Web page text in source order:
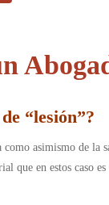
“lesión”?
asimismo de la
en estos caso